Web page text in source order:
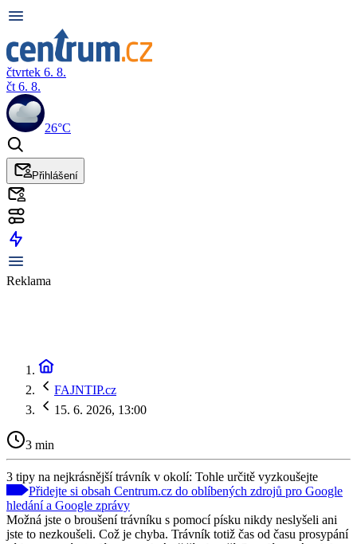
čtvrtek 6. 8.
čt 6. 8.
26°C
Přihlášení
Reklama
FAJNTIP.cz
15. 6. 2026, 13:00
3 min
3 tipy na nejkrásnější trávník v okolí: Tohle určitě vyzkoušejte
Přidejte si obsah Centrum.cz do oblíbených zdrojů pro Google
hledání a Google zprávy
Možná jste o broušení trávníku s pomocí písku nikdy neslyšeli ani
jste to nezkoušeli. Což je chyba. Trávník totiž čas od času prosypání